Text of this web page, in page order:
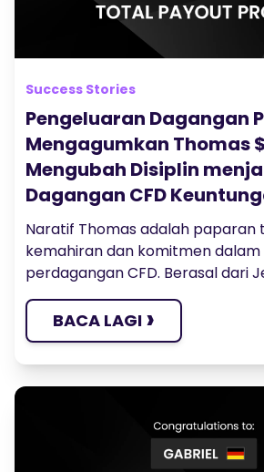
Success Stories
Pengeluaran Dagangan
Mengagumkan Thomas
Mengubah Disiplin
Dagangan CFD
Naratif Thomas adalah paparan
kemahiran dan komitmen dalam
perdagangan CFD. Berasal dari
BACA LAGI ›